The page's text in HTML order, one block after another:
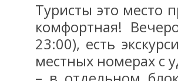
Туристы это место
комфортная!
23:00), есть
местных номерах с